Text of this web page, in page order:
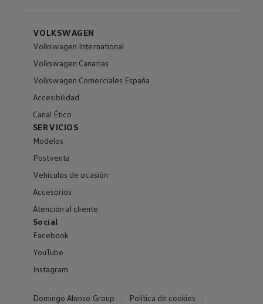
VOLKSWAGEN
Volkswagen International
Volkswagen Canarias
Volkswagen Comerciales España
Accesibilidad
Canal Ético
SERVICIOS
Modelos
Postventa
Vehículos de ocasión
Accesorios
Atención al cliente
Social
Facebook
YouTube
Instagram
Domingo Alonso Group
Política de cookies